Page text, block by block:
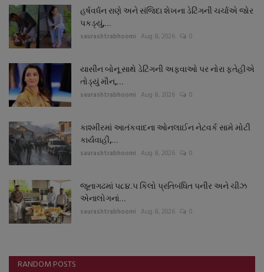
ગુનાખોરી
બોલિવૂડ
સ્વાસ્થ્ય
હર્ષવર્ધન રાણે અને સંજિદા શેખના ડેટિંગની ચર્ચાએ જોર
પકડ્યું,...
saurashtrabhoomi Aug 8, 2026 0
યાસીન બોનૂ સાથે ડેટિંગની અફવાઓ પર નોરા ફતેહીએ
તોડ્યું મૌન,...
saurashtrabhoomi Aug 8, 2026 0
કાશ્મીરમાં આતંકવાદના ઓનલાઈન નેટવર્ક સામે મોટી
કાર્યવાહી,...
saurashtrabhoomi Aug 8, 2026 0
જૂનાગઢમાં ૫૮૪.૫ કિલો પ્રતિબંધિત પનીર અને ચીઝ
એનાલોગનાં...
saurashtrabhoomi Aug 8, 2026 0
RANDOM POSTS